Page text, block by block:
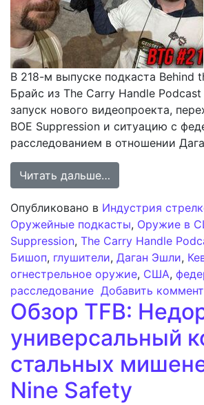
В 218-м выпуске подкаста Behind
Брайс из The Carry Handle
запуск нового видеопроекта,
BOE Suppression и ситуацию с
расследованием в отношении
Читать дальше…
Опубликовано в Индустрия
Оружейные подкасты, Оружие в
Suppression, The Carry Handle
Бишоп, глушители, Даган Эшли,
огнестрельное оружие, США,
расследование Добавить
Обзор TFB:
универсальный
стальных
Nine Safety